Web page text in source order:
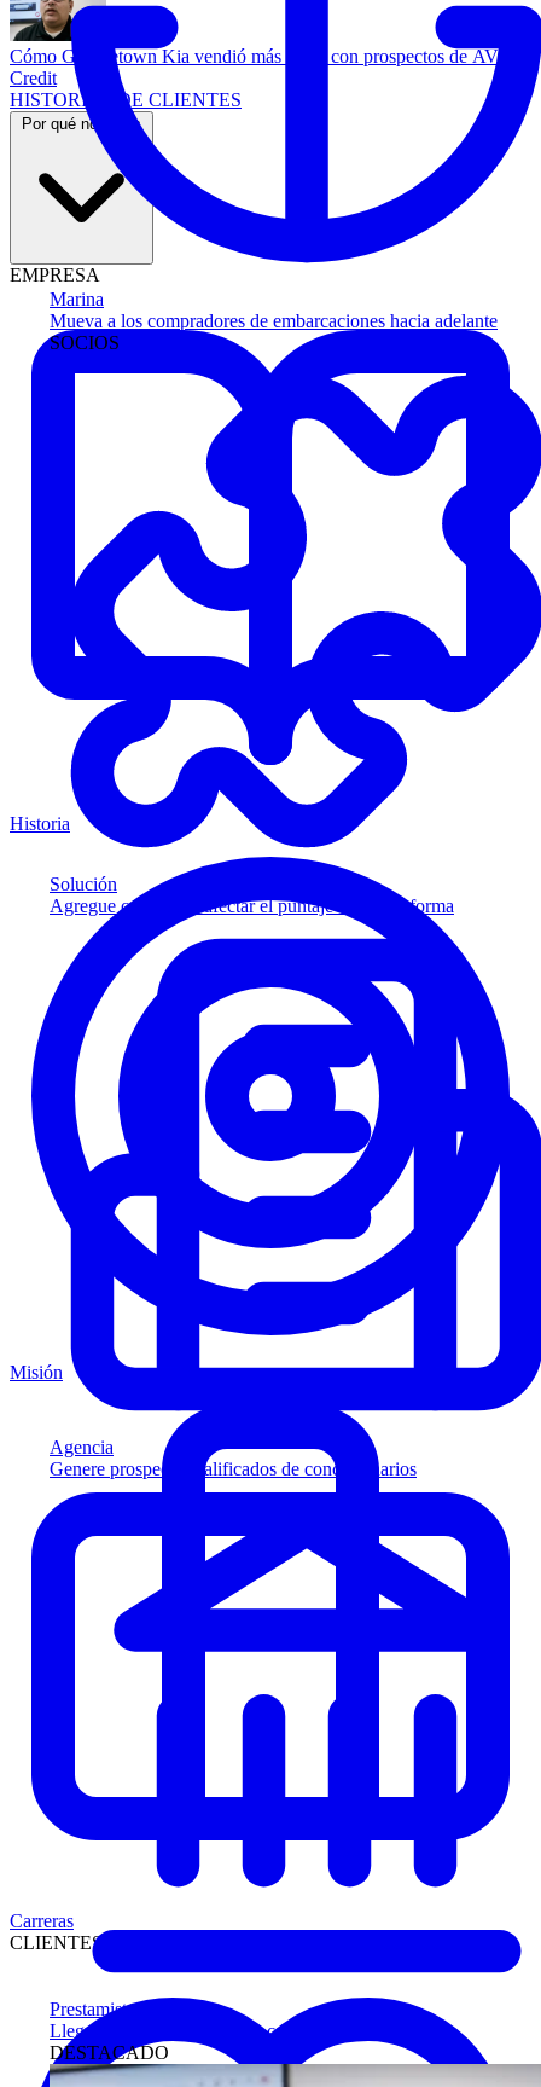
Marina
Mueva a los compradores de embarcaciones hacia adelante
SOCIOS
Solución
Agregue crédito sin afectar el puntaje a su plataforma
Agencia
Genere prospectos calificados de concesionarios
Prestamistas
Llegue antes a compradores calificados
DESTACADO
Cómo Georgetown Kia vendió más autos con prospectos de AVA
Credit
HISTORIAS DE CLIENTES
Por qué nosotros
EMPRESA
Historia
Misión
Carreras
CLIENTES